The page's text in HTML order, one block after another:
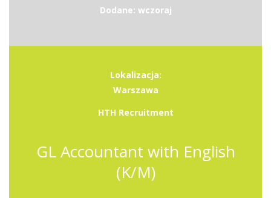
Dodane: wczoraj
Lokalizacja:
Warszawa
HTH Recruitment
GL Accountant with English
(K/M)